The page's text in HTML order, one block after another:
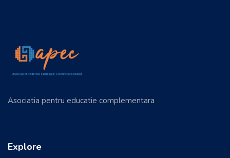
Asociatia pentru educatie complementara
Explore